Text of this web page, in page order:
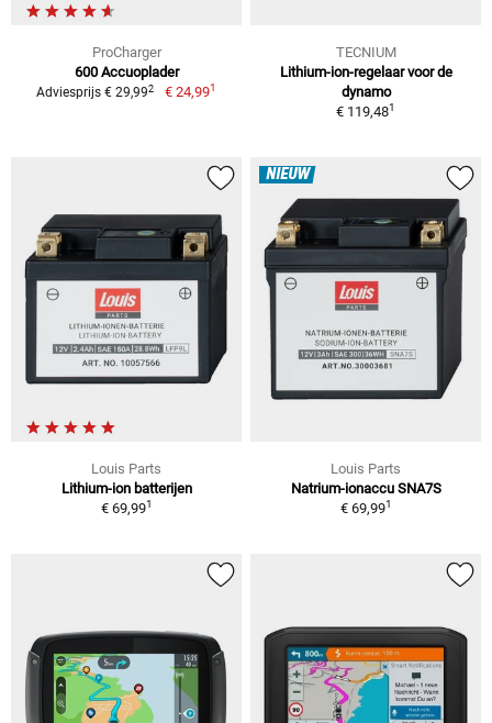
ProCharger
600 Accuoplader
Adviesprijs € 29,992 € 24,991
TECNIUM
Lithium-ion-regelaar voor de
dynamo
€ 119,481
Louis Parts
Lithium-ion batterijen
€ 69,991
NIEUW
Louis Parts
Natrium-ionaccu SNA7S
€ 69,991